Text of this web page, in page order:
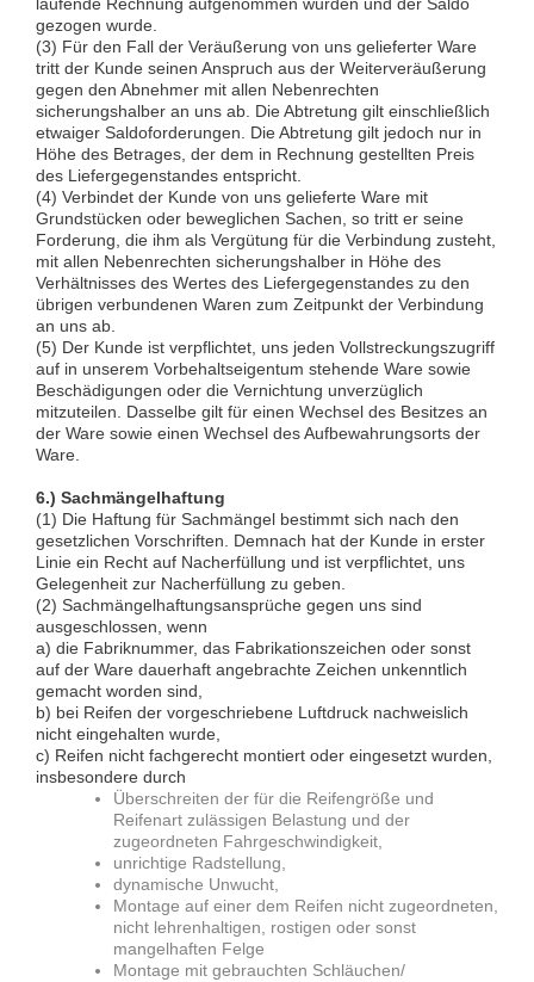
gezogen wurde.
(3) Für den Fall der Veräußerung von uns gelieferter Ware
tritt der Kunde seinen Anspruch aus der Weiterveräußerung
gegen den Abnehmer mit allen Nebenrechten
sicherungshalber an uns ab. Die Abtretung gilt einschließlich
etwaiger Saldoforderungen. Die Abtretung gilt jedoch nur in
Höhe des Betrages, der dem in Rechnung gestellten Preis
des Liefergegenstandes entspricht.
(4) Verbindet der Kunde von uns gelieferte Ware mit
Grundstücken oder beweglichen Sachen, so tritt er seine
Forderung, die ihm als Vergütung für die Verbindung zusteht,
mit allen Nebenrechten sicherungshalber in Höhe des
Verhältnisses des Wertes des Liefergegenstandes zu den
übrigen verbundenen Waren zum Zeitpunkt der Verbindung
an uns ab.
(5) Der Kunde ist verpflichtet, uns jeden Vollstreckungszugriff
auf in unserem Vorbehaltseigentum stehende Ware sowie
Beschädigungen oder die Vernichtung unverzüglich
mitzuteilen. Dasselbe gilt für einen Wechsel des Besitzes an
der Ware sowie einen Wechsel des Aufbewahrungsorts der
Ware.
6.) Sachmängelhaftung
(1) Die Haftung für Sachmängel bestimmt sich nach den
gesetzlichen Vorschriften. Demnach hat der Kunde in erster
Linie ein Recht auf Nacherfüllung und ist verpflichtet, uns
Gelegenheit zur Nacherfüllung zu geben.
(2) Sachmängelhaftungsansprüche gegen uns sind
ausgeschlossen, wenn
a) die Fabriknummer, das Fabrikationszeichen oder sonst
auf der Ware dauerhaft angebrachte Zeichen unkenntlich
gemacht worden sind,
b) bei Reifen der vorgeschriebene Luftdruck nachweislich
nicht eingehalten wurde,
c) Reifen nicht fachgerecht montiert oder eingesetzt wurden,
insbesondere durch
Überschreiten der für die Reifengröße und
Reifenart zulässigen Belastung und der
zugeordneten Fahrgeschwindigkeit,
unrichtige Radstellung,
dynamische Unwucht,
Montage auf einer dem Reifen nicht zugeordneten,
nicht lehrenhaltigen, rostigen oder sonst
mangelhaften Felge
Montage mit gebrauchten Schläuchen/